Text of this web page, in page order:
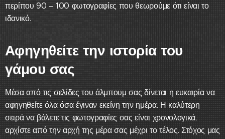
περίπου 90 – 100 φωτογραφίες που θεωρούμε ότι είναι το
ιδανικό.
Αφηγηθείτε την ιστορία του
γάμου σας
Μέσα από τις σελίδες του άλμπουμ σας δίνεται η ευκαιρία να
αφηγηθείτε όλα όσα έγιναν εκείνη την ημέρα. Η καλύτερη
σειρά να βάλετε τις φωτογραφίες σας είναι χρονολογικά,
αρχίστε από την αρχή της μέρα σας μέχρι το τέλος. Στόχος μας